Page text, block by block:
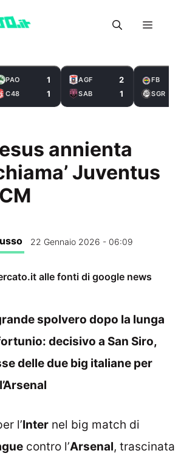
Menu
PAO 1
C48 1
AGF 2
SAB 1
FB
SGR
annienta
Juventus
22 Gennaio 2026 - 06:09
alle fonti di google news
spolvero dopo la lunga
decisivo a San Siro,
delle due big italiane per
l’Inter nel big match di
contro l’Arsenal, trascinata